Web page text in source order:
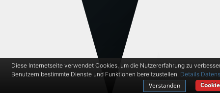
Diese Internetseite verwendet Cookies, um die Nutzererfahrung zu
Benutzern bestimmte Dienste und Funktionen bereitzustellen. Details
Verstanden